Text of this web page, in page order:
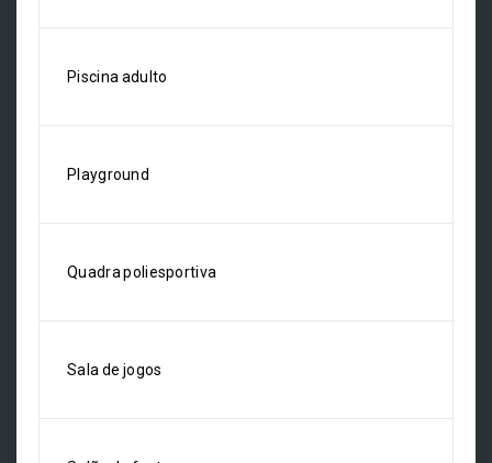
Piscina adulto
Playground
Quadra poliesportiva
Sala de jogos